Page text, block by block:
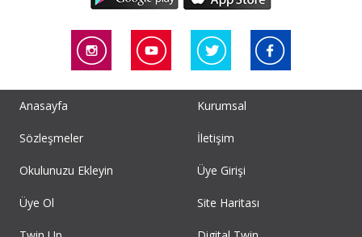
Anasayfa Kurumsal
Sözleşmeler İletişim
Okulunuzu Ekleyin Üye Girişi
Üye Ol Site Haritası